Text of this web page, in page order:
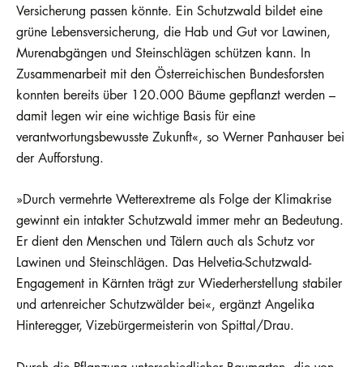
Versicherung passen könnte. Ein Schutzwald bildet eine
grüne Lebensversicherung, die Hab und Gut vor Lawinen,
Murenabgängen und Steinschlägen schützen kann. In
Zusammenarbeit mit den Österreichischen Bundesforsten
konnten bereits über 120.000 Bäume gepflanzt werden –
damit legen wir eine wichtige Basis für eine
verantwortungsbewusste Zukunft«, so Werner Panhauser bei
der Aufforstung.
»Durch vermehrte Wetterextreme als Folge der Klimakrise
gewinnt ein intakter Schutzwald immer mehr an Bedeutung.
Er dient den Menschen und Tälern auch als Schutz vor
Lawinen und Steinschlägen. Das Helvetia-Schutzwald-
Engagement in Kärnten trägt zur Wiederherstellung stabiler
und artenreicher Schutzwälder bei«, ergänzt Angelika
Hinteregger, Vizebürgermeisterin von Spittal/Drau.